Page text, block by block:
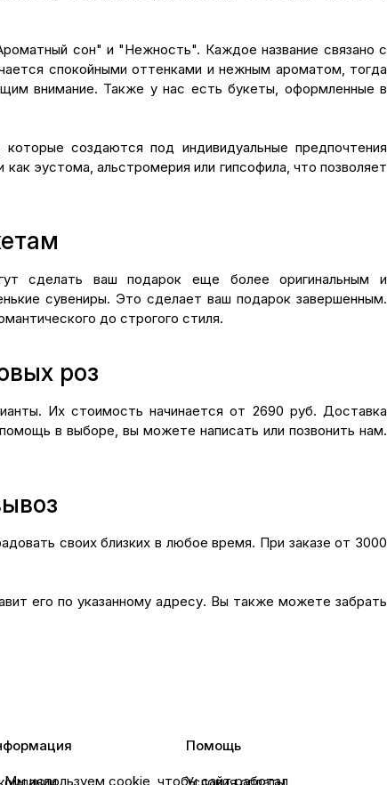
сон" и "Нежность". Каждое название связано с
спокойными оттенками и нежным ароматом, тогда
внимание. Также у нас есть букеты, оформленные в
создаются под индивидуальные предпочтения
эустома, альстромерия или гипсофила, что позволяет
сделать ваш подарок еще более оригинальным и
сувениры. Это сделает ваш подарок завершенным.
до строгого стиля.
роз
Их стоимость начинается от 2690 руб. Доставка
в выборе, вы можете написать или позвонить нам.
своих близких в любое время. При заказе от 3000
его по указанному адресу. Вы также можете забрать
Помощь
Условия оплаты
Мы используем cookie, чтобы сайт работал